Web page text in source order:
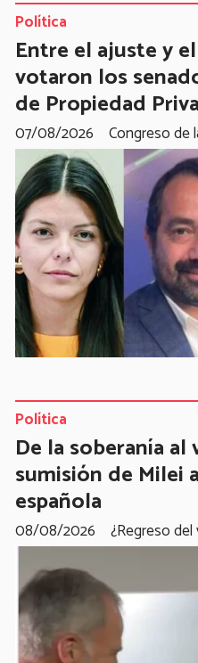
Entre el ajuste y
votaron los
de Propiedad
Congreso de
Política
07/08/2026
De la soberanía al
sumisión de Milei
española
¿Regreso
Política
08/08/2026